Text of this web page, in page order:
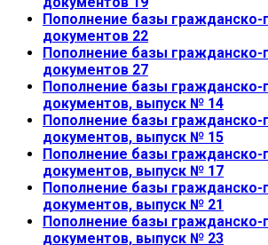
Пополнение базы гражданско-
документов 22
Пополнение базы гражданско-
документов 27
Пополнение базы гражданско-
документов, выпуск № 14
Пополнение базы гражданско-
документов, выпуск № 15
Пополнение базы гражданско-
документов, выпуск № 17
Пополнение базы гражданско-
документов, выпуск № 21
Пополнение базы гражданско-
документов, выпуск № 23